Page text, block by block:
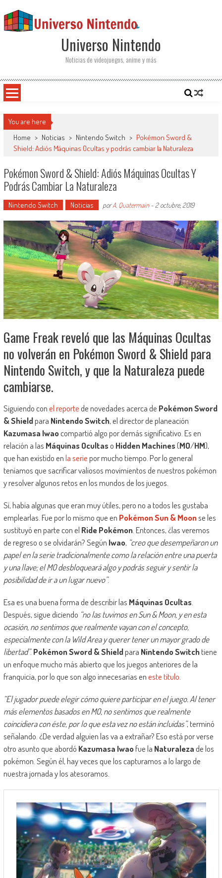
Universo Nintendo
Noticias de videojuegos, anime y más
You are here
Home > Noticias > Nintendo Switch > Pokémon Sword &
Shield: Adiós Máquinas Ocultas y podrás cambiar la Naturaleza
Pokémon Sword & Shield: Adiós Máquinas Ocultas Y
Podrás Cambiar La Naturaleza
Nintendo Switch Noticias porA. Quatermain- 2 octubre, 2019
Game Freak reveló que las Máquinas Ocultas
no volverán en Pokémon Sword & Shield para
Nintendo Switch, y que la Naturaleza puede
cambiarse.
Siguiendo conel reportede novedades acerca de Pokémon Sword
& Shieldpara Nintendo Switch, el director de planeación
Kazumasa Iwaocompartió algo por demás significativo. Es en
relación a las Máquinas Ocultaso Hidden Machines(MO/HM),
que han existido enla seriepor mucho tiempo. Por lo general
teníamos que sacrificar valiosos movimientos de nuestros pokémon
y resolver algunos retos en los mundos de los juegos.
Sí, había algunas que eran muy útiles, pero no a todos les gustaba
emplearlas. Fue por lo mismo que en Pokémon Sun & Moonse les
sustituyó en parte con el Ride Pokémon. Entonces, ¿las veremos
de regreso o se olvidarán? Según Iwao, “creo que desempeñaron un
papel en la serie tradicionalmente como la relación entre una puerta
y una llave; el MO desbloqueará algo y podrás seguir y sentir la
posibilidad de ir a un lugar nuevo”.
Esa es una buena forma de describir las Máquinas Ocultas.
Después, sigue diciendo “no las tuvimos en Sun & Moon, y en esta
ocasión, no sentimos que realmente vayan con el concepto,
especialmente con la Wild Area y querer tener un mayor grado de
libertad”.Pokémon Sword & Shieldpara Nintendo Switchtiene
un enfoque mucho más abierto que los juegos anteriores de la
franquicia, por lo que son algo innecesarias eneste título
“El jugador puede elegir cómo quiere participar en el juego. Al tener
más elementos basados en MO, no sentimos que realmente
coincidiera con éste, por lo que esta vez no están incluidas”, terminó
señalando. ¿De verdad alguien las va a extrañar? Eso está por verse
otro asunto que abordó Kazumasa Iwaofue la Naturalezade los
pokémon. Según él, hay veces que los capturamos a lo largo de
nuestra jornada y los atesoramos.